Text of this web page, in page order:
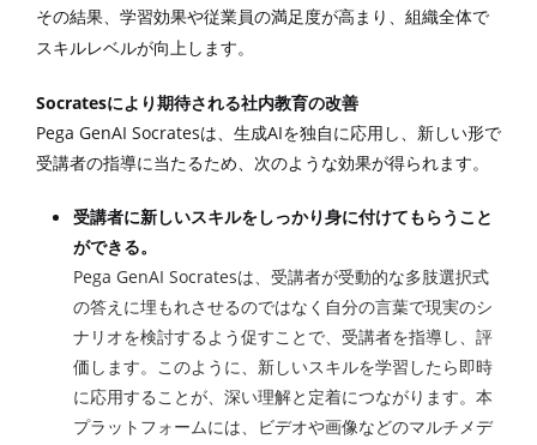
その結果、学習効果や従業員の満足度が高まり、組織全体で
スキルレベルが向上します。
Socratesにより期待される社内教育の改善
Pega GenAI Socratesは、生成AIを独自に応用し、新しい形で
受講者の指導に当たるため、次のような効果が得られます。
受講者に新しいスキルをしっかり身に付けてもらうこと
ができる。
Pega GenAI Socratesは、受講者が受動的な多肢選択式
の答え に埋もれさせるのではなく自分の言葉で現実のシ
ナリオを検討するよう促すことで、受講者を指導し、評
価します。このように、新しいスキルを学習したら即時
に応用することが、深い理解と定着につながります。本
プラットフォームには、ビデオや画像などのマルチメデ